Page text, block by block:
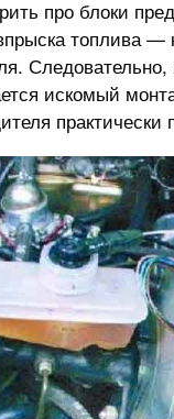
про блоки
топлива —
искомый